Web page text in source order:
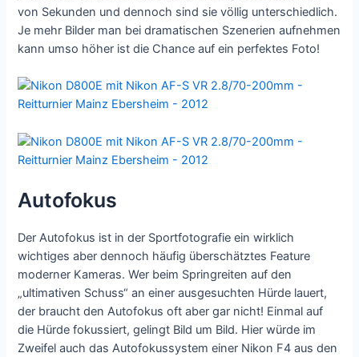
von Sekunden und dennoch sind sie völlig unterschiedlich.
Je mehr Bilder man bei dramatischen Szenerien aufnehmen
kann umso höher ist die Chance auf ein perfektes Foto!
Autofokus
Der Autofokus ist in der Sportfotografie ein wirklich
wichtiges aber dennoch häufig überschätztes Feature
moderner Kameras. Wer beim Springreiten auf den
„ultimativen Schuss“ an einer ausgesuchten Hürde lauert,
der braucht den Autofokus oft aber gar nicht! Einmal auf
die Hürde fokussiert, gelingt Bild um Bild. Hier würde im
Zweifel auch das Autofokussystem einer Nikon F4 aus den